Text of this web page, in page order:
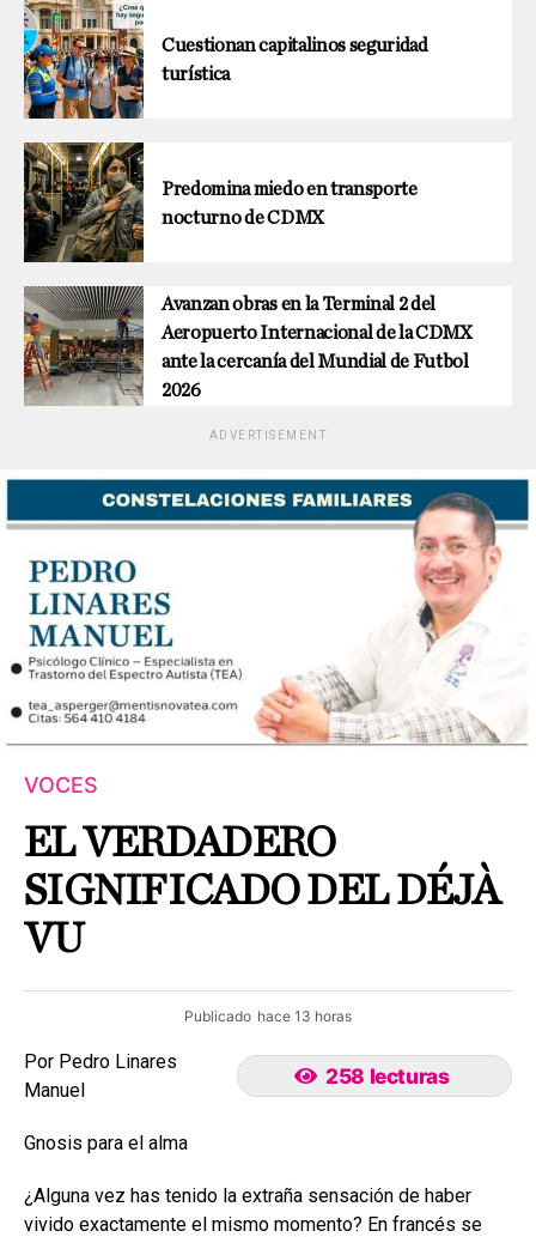
Cuestionan capitalinos seguridad
turística
Predomina miedo en transporte
nocturno de CDMX
Avanzan obras en la Terminal 2 del
Aeropuerto Internacional de la CDMX
ante la cercanía del Mundial de Futbol
2026
ADVERTISEMENT
VOCES
EL VERDADERO
SIGNIFICADO DEL DÉJÀ
VU
Publicado hace 13 horas
258 lecturas
Por Pedro Linares
Manuel
Gnosis para el alma
¿Alguna vez has tenido la extraña sensación de haber
vivido exactamente el mismo momento? En francés se